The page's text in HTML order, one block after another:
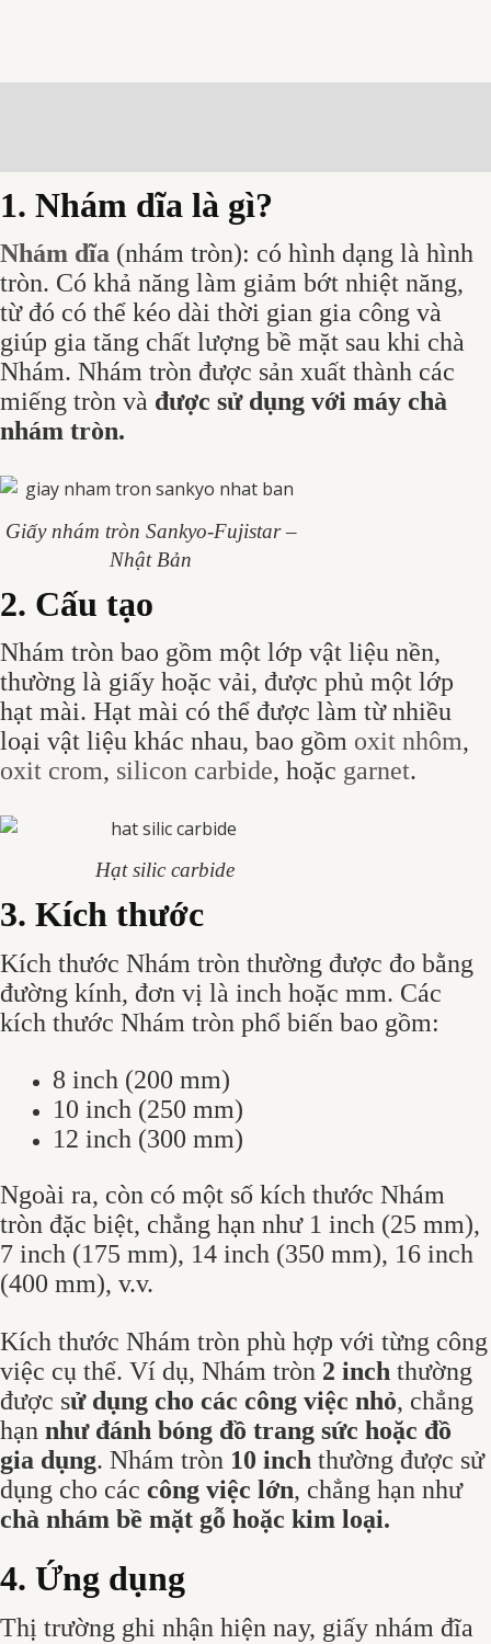
1. Nhám dĩa là gì?
Nhám dĩa (nhám tròn): có hình dạng là hình
tròn. Có khả năng làm giảm bớt nhiệt năng,
từ đó có thể kéo dài thời gian gia công và
giúp gia tăng chất lượng bề mặt sau khi chà
Nhám. Nhám tròn được sản xuất thành các
miếng tròn và được sử dụng với máy chà
nhám tròn.
Giấy nhám tròn Sankyo-Fujistar –
Nhật Bản
2. Cấu tạo
Nhám tròn bao gồm một lớp vật liệu nền,
thường là giấy hoặc vải, được phủ một lớp
hạt mài. Hạt mài có thể được làm từ nhiều
loại vật liệu khác nhau, bao gồm oxit nhôm,
oxit crom, silicon carbide, hoặc garnet.
Hạt silic carbide
3. Kích thước
Kích thước Nhám tròn thường được đo bằng
đường kính, đơn vị là inch hoặc mm. Các
kích thước Nhám tròn phổ biến bao gồm:
8 inch (200 mm)
10 inch (250 mm)
12 inch (300 mm)
Ngoài ra, còn có một số kích thước Nhám
tròn đặc biệt, chẳng hạn như 1 inch (25 mm),
7 inch (175 mm), 14 inch (350 mm), 16 inch
(400 mm), v.v.
Kích thước Nhám tròn phù hợp với từng công
việc cụ thể. Ví dụ, Nhám tròn 2 inch thường
được sử dụng cho các công việc nhỏ, chẳng
hạn như đánh bóng đồ trang sức hoặc đồ
gia dụng. Nhám tròn 10 inch thường được sử
dụng cho các công việc lớn, chẳng hạn như
chà nhám bề mặt gỗ hoặc kim loại.
4. Ứng dụng
Thị trường ghi nhận hiện nay, giấy nhám đĩa